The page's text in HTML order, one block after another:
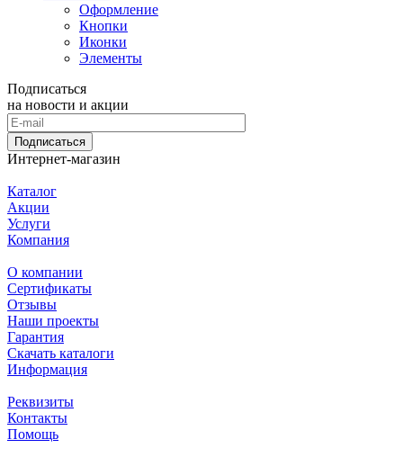
Оформление
Кнопки
Иконки
Элементы
Подписаться
на новости и акции
Подписаться
Интернет-магазин
Каталог
Акции
Услуги
Компания
О компании
Сертификаты
Отзывы
Наши проекты
Гарантия
Скачать каталоги
Информация
Реквизиты
Контакты
Помощь